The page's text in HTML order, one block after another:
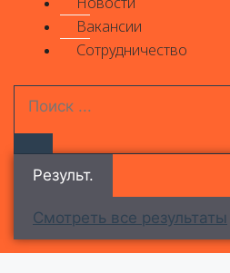
Вакансии
Сотрудничество
Результ.
Смотреть все результаты